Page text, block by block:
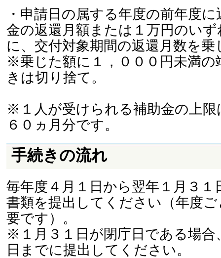
・申請日の属する年度の前年度
金の返還月額または１万円のい
に、交付対象期間の返還月数を乗
※乗じた額に１，０００円未満の
きは切り捨て。
※１人が受けられる補助金の上限
６０ヵ月分です。
手続きの流れ
毎年度４月１日から翌年１月３１
書類を提出してください（年度
要です）。
※１月３１日が閉庁日である場合
日までに提出してください。